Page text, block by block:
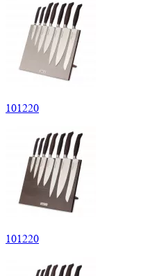
101220
101220